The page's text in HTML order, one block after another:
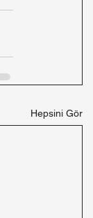
Hepsini Gör